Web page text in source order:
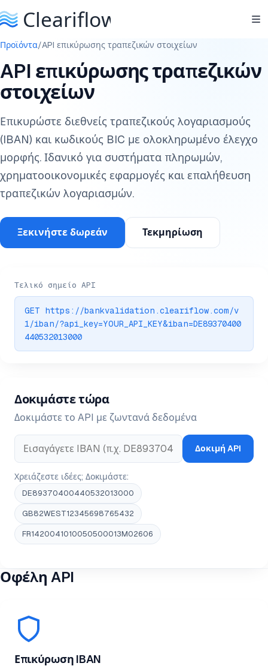
Προϊόντα/API επικύρωσης τραπεζικών στοιχείων
API επικύρωσης τραπεζικών
στοιχείων
Επικυρώστε διεθνείς τραπεζικούς λογαριασμούς
(IBAN) και κωδικούς BIC με ολοκληρωμένο έλεγχο
μορφής. Ιδανικό για συστήματα πληρωμών,
χρηματοοικονομικές εφαρμογές και επαλήθευση
τραπεζικών λογαριασμών.
Ξεκινήστε δωρεάν Τεκμηρίωση
Τελικό σημείο API
GET https://bankvalidation.cleariflow.com/v
1/iban/?api_key=YOUR_API_KEY&iban=DE89370400
440532013000
Δοκιμάστε τώρα
Δοκιμάστε το API με ζωντανά δεδομένα
Δοκιμή API
Χρειάζεστε ιδέες; Δοκιμάστε:
DE89370400440532013000
GB82WEST12345698765432
FR1420041010050500013M02606
Οφέλη API
Επικύρωση IBAN